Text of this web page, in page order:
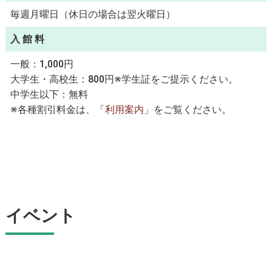
毎週月曜日（休日の場合は翌火曜日）
入 館 料
一般：1,000円
大学生・高校生：800円※学生証をご提示ください。
中学生以下：無料
※各種割引料金は、「利用案内 」をご覧ください。
イベント